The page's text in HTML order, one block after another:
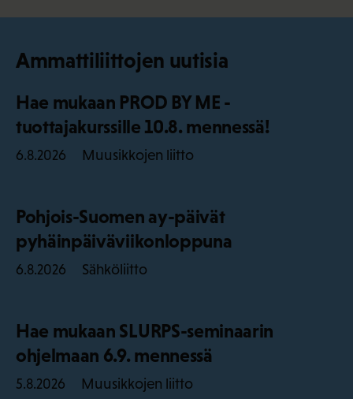
Ammattiliittojen uutisia
Hae mukaan PROD BY ME -
tuottajakurssille 10.8. mennessä!
6.8.2026 Muusikkojen liitto
Pohjois-Suomen ay-päivät
pyhäinpäiväviikonloppuna
6.8.2026 Sähköliitto
Hae mukaan SLURPS-seminaarin
ohjelmaan 6.9. mennessä
5.8.2026 Muusikkojen liitto